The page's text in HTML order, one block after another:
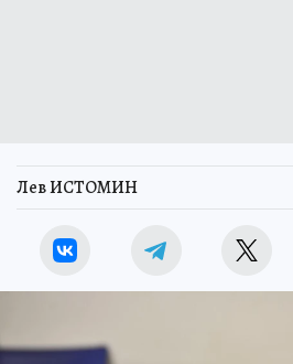
Лев ИСТОМИН